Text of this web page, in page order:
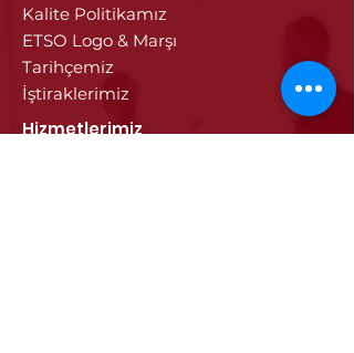
Kalite Politikamız
ETSO Logo & Marşı
Tarihçemiz
İştiraklerimiz
Hizmetlerimiz